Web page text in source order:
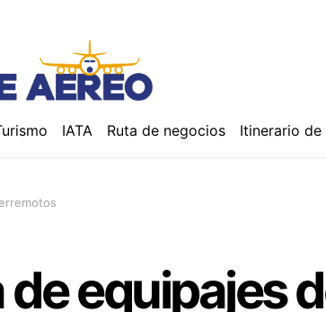
IATA Ruta de negocios Itinerario de
equipajes